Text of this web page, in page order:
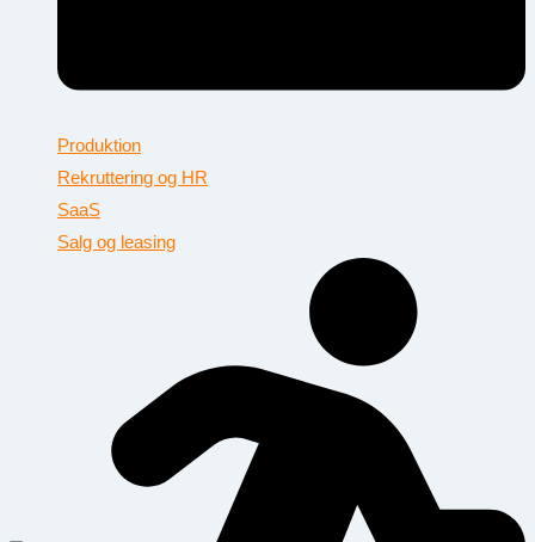
Produktion
Rekruttering og HR
SaaS
Salg og leasing